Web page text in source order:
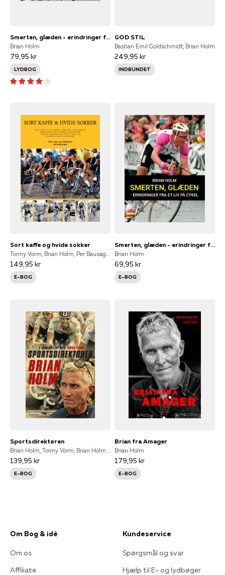
Smerten, glæden - erindringer fra et liv på cykel
Brian Holm
79,95 kr
LYDBOG
GOD STIL
Bastian Emil Goldschmidt, Brian Holm
249,95 kr
INDBUNDET
Sort kaffe og hvide sokker
Tonny Vorm, Brian Holm, Per Bausager, Bjarne Riis, Rolf Sørensen, Jesper Skibby, Jens Veggerby, Jesper Worre, Jørgen V. Pedersen, Dan Frost, Jakob Piil, Jørgen Marcussen, Thomas Bay, I samarbejde med Tonny Vorm, Jørgen V. Petersen, Michel Marcussen
149,95 kr
E-BOG
Smerten, glæden - erindringer fra et liv på cykel
Brian Holm
69,95 kr
E-BOG
Sportsdirektøren
Brian Holm, Tonny Vorm, Brian Holm og Tonny Vorm
139,95 kr
E-BOG
Brian fra Amager
Brian Holm
179,95 kr
E-BOG
Om Bog & idé
Om os
Affiliate
Kundeservice
Spørgsmål og svar
Hjælp til E- og lydbøger